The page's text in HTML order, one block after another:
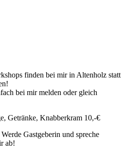
finden bei mir in Altenholz statt
bei mir melden oder gleich
Getränke, Knabberkram 10,-€
Gastgeberin und spreche
ab!